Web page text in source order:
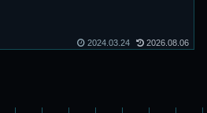
2024.03.24 2026.08.06